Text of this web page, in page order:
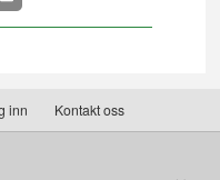
inn Kontakt oss